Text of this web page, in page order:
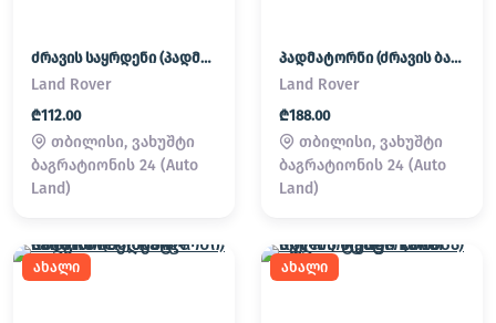
ძრავის საყრდენი (პადმატორნი)
Land Rover
₾112.00
თბილისი, ვახუშტი
ბაგრატიონის 24 (Auto
Land)
პადმატორნი (ძრავის ბალიში) LAND ROVER
Land Rover
₾188.00
თბილისი, ვახუშტი
ბაგრატიონის 24 (Auto
Land)
ახალი ახალი